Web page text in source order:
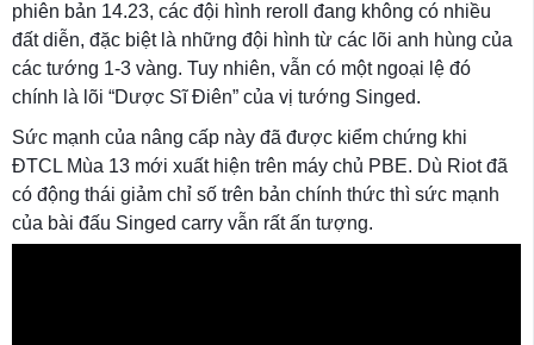
phiên bản 14.23, các đội hình reroll đang không có nhiều
đất diễn, đặc biệt là những đội hình từ các lõi anh hùng của
các tướng 1-3 vàng. Tuy nhiên, vẫn có một ngoại lệ đó
chính là lõi “Dược Sĩ Điên” của vị tướng Singed.
Sức mạnh của nâng cấp này đã được kiểm chứng khi
ĐTCL Mùa 13 mới xuất hiện trên máy chủ PBE. Dù Riot đã
có động thái giảm chỉ số trên bản chính thức thì sức mạnh
của bài đấu Singed carry vẫn rất ấn tượng.